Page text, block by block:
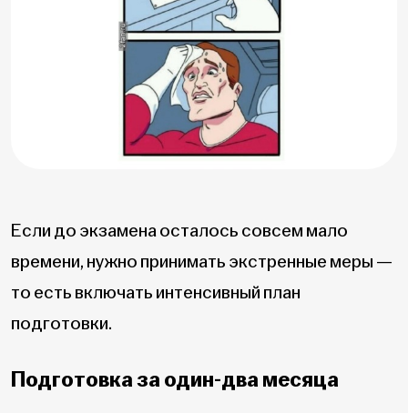
Если до экзамена осталось совсем мало
времени, нужно принимать экстренные меры —
то есть включать интенсивный план
подготовки.
Подготовка за один-два месяца